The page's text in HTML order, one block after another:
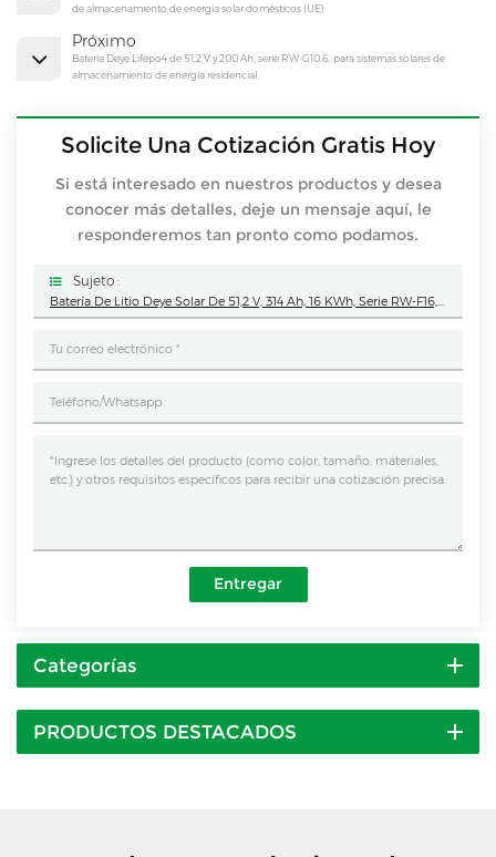
de almacenamiento de energía solar domésticos (UE)
Próximo
Batería Deye Lifepo4 de 51,2 V y 200 Ah, serie RW-G10.6, para sistemas solares de
almacenamiento de energía residencial.
Solicite Una Cotización Gratis Hoy
Si está interesado en nuestros productos y desea
conocer más detalles, deje un mensaje aquí, le
responderemos tan pronto como podamos.
Sujeto :
Batería De Litio Deye Solar De 51,2 V, 314 Ah, 16 KWh, Serie RW-F16, Para Sistemas Solares De Almacenamiento De Energía En El Hogar.
Entregar
Categorías
PRODUCTOS DESTACADOS